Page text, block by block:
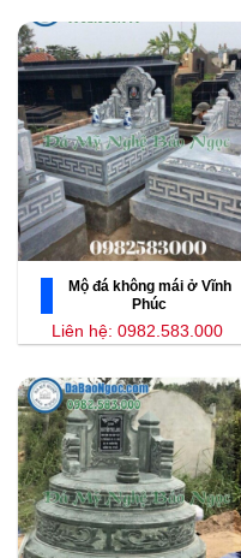
Mộ đá không mái ở Vĩnh
Phúc
Liên hệ: 0982.583.000